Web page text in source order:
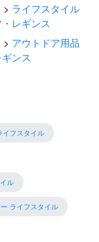
ライフスタイル
レギンス
アウトドア用品
ンス
イフスタイル
ル
ライフスタイル